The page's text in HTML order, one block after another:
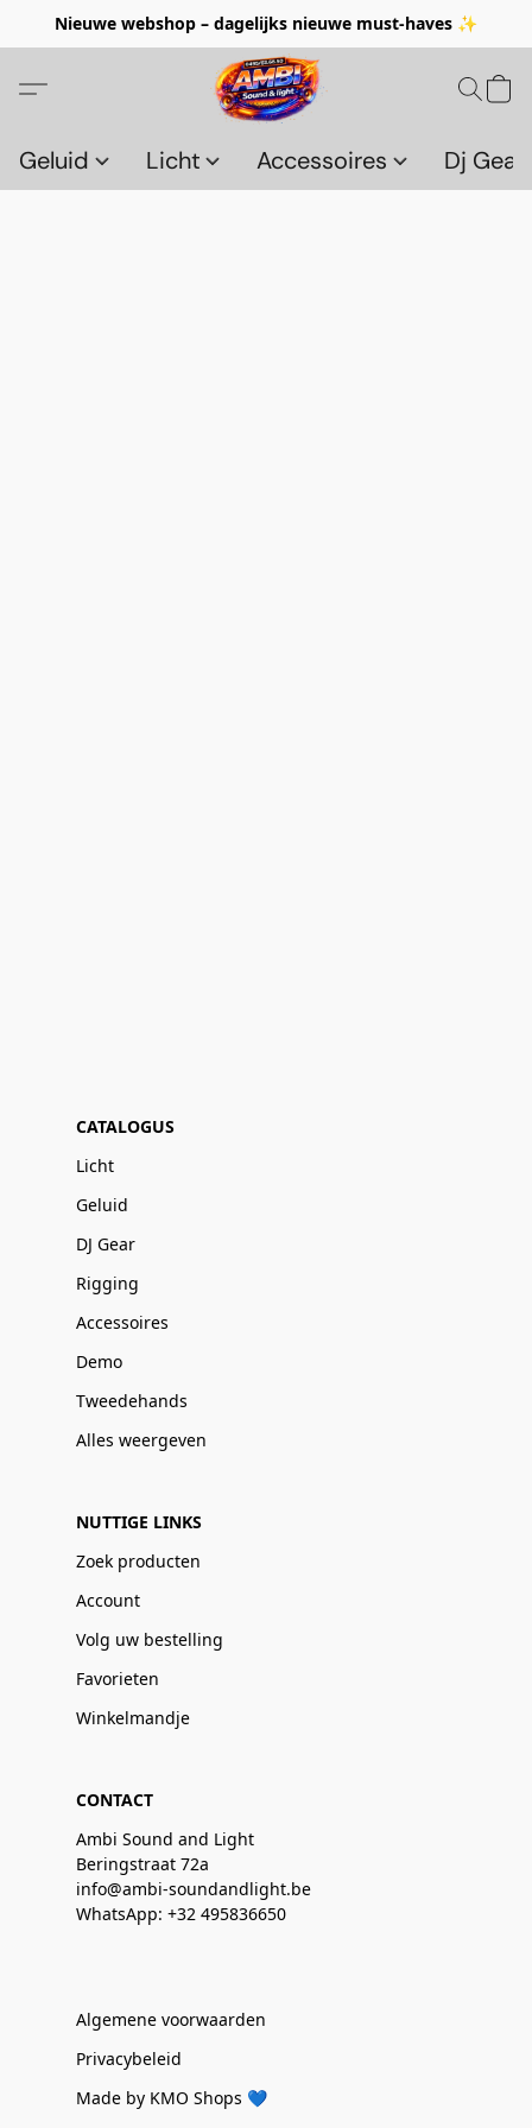
Nieuwe webshop – dagelijks nieuwe must-haves ✨
Geluid Licht Accessoires Dj Gear
CATALOGUS
Licht
Geluid
DJ Gear
Rigging
Accessoires
Demo
Tweedehands
Alles weergeven
NUTTIGE LINKS
Zoek producten
Account
Volg uw bestelling
Favorieten
Winkelmandje
CONTACT
Ambi Sound and Light
Beringstraat 72a
info@ambi-soundandlight.be
WhatsApp: +32 495836650
Algemene voorwaarden
Privacybeleid
Made by KMO Shops 💙